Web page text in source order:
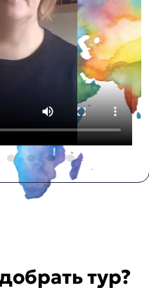
тур?